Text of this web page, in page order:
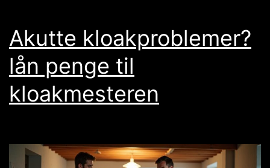
stærkt
mobilt
Akutte kloakproblemer?
lån penge til
kloakmesteren